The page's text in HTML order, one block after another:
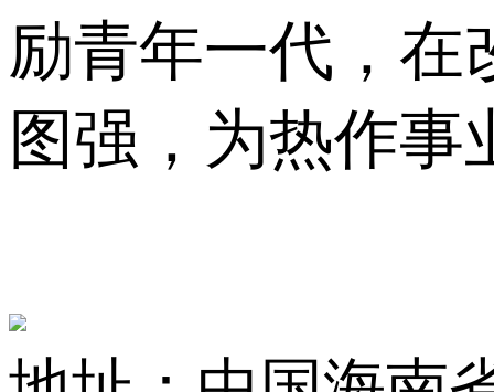
励青年一代，在
图强，为热作事